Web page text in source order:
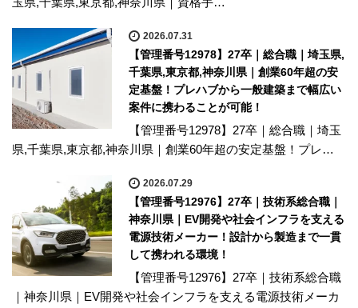
2026.07.31
【管理番号12978】27卒｜総合職｜埼玉県,
千葉県,東京都,神奈川県｜創業60年超の安
定基盤！プレハブから一般建築まで幅広い
案件に携わることが可能！
【管理番号12978】27卒｜総合職｜埼玉
県,千葉県,東京都,神奈川県｜創業60年超の安定基盤！プレ…
2026.07.29
【管理番号12976】27卒｜技術系総合職｜
神奈川県｜EV開発や社会インフラを支える
電源技術メーカー！設計から製造まで一貫
して携われる環境！
【管理番号12976】27卒｜技術系総合職
｜神奈川県｜EV開発や社会インフラを支える電源技術メーカ